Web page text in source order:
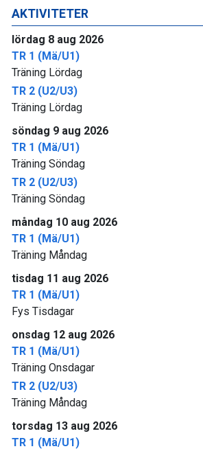
AKTIVITETER
lördag 8 aug 2026
TR 1 (Mä/U1)
Träning Lördag
TR 2 (U2/U3)
Träning Lördag
söndag 9 aug 2026
TR 1 (Mä/U1)
Träning Söndag
TR 2 (U2/U3)
Träning Söndag
måndag 10 aug 2026
TR 1 (Mä/U1)
Träning Måndag
tisdag 11 aug 2026
TR 1 (Mä/U1)
Fys Tisdagar
onsdag 12 aug 2026
TR 1 (Mä/U1)
Träning Onsdagar
TR 2 (U2/U3)
Träning Måndag
torsdag 13 aug 2026
TR 1 (Mä/U1)